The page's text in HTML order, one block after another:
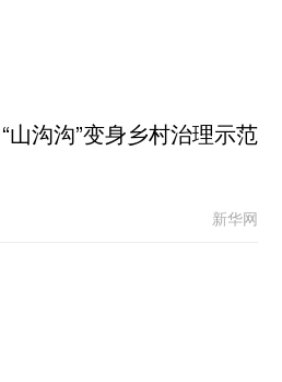
“山沟沟”变身乡村治理示范
新华网